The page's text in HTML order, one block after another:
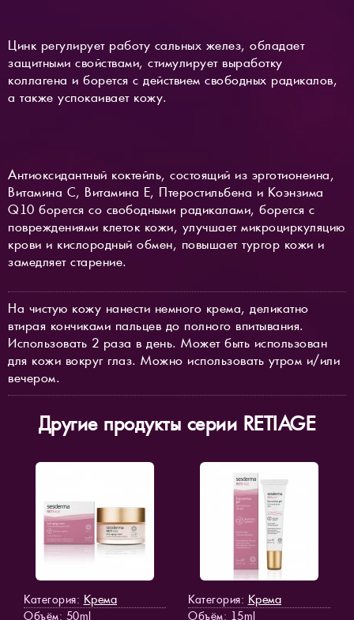
Цинк регулирует работу сальных желез, обладает
защитными свойствами, стимулирует выработку
коллагена и борется с действием свободных радикалов,
а также успокаивает кожу.
Антиоксидантный коктейль, состоящий из эрготионеина,
Витамина С, Витамина Е, Птеростильбена и Коэнзима
Q10 борется со свободными радикалами, борется с
повреждениями клеток кожи, улучшает микроциркуляцию
крови и кислородный обмен, повышает тургор кожи и
замедляет старение.
На чистую кожу нанести немного крема, деликатно
втирая кончиками пальцев до полного впитывания.
Использовать 2 раза в день. Может быть использован
для кожи вокруг глаз. Можно использовать утром и/или
вечером.
Другие продукты серии RETIAGE
Категория: Крема
Объём: 50ml
Категория: Крема
Объём: 15ml